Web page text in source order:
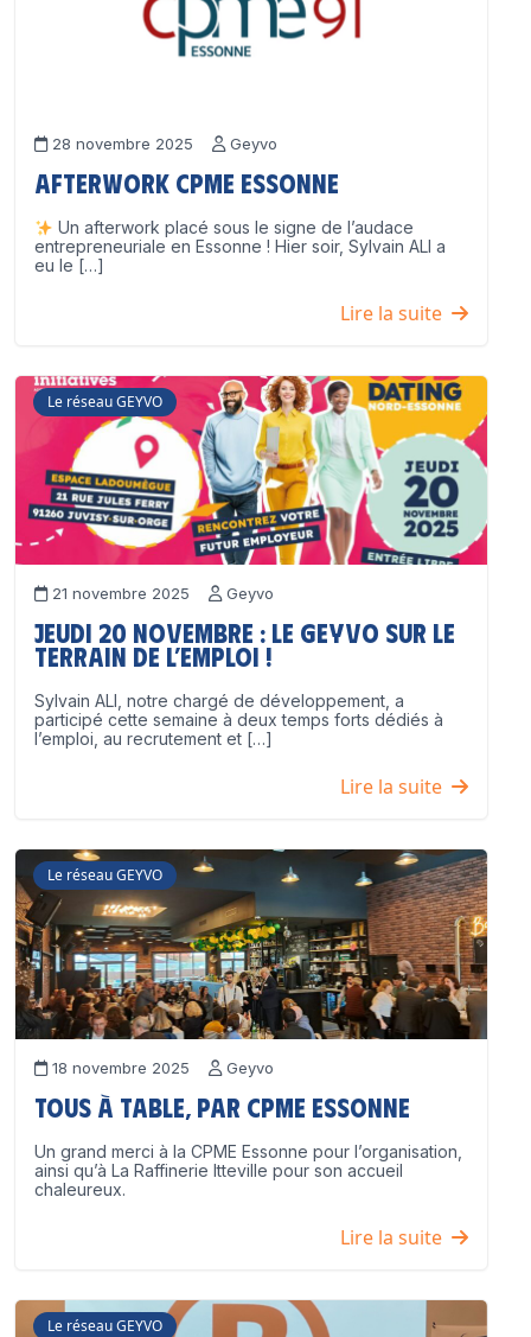
28 novembre 2025 Geyvo
Afterwork CPME Essonne
Un afterwork placé sous le signe de l’audace
entrepreneuriale en Essonne ! Hier soir, Sylvain ALI a
eu le […]
Lire la suite
Le réseau GEYVO
21 novembre 2025 Geyvo
Jeudi 20 novembre : le GEYVO sur le
terrain de l’emploi !
Sylvain ALI, notre chargé de développement, a
participé cette semaine à deux temps forts dédiés à
l’emploi, au recrutement et […]
Lire la suite
Le réseau GEYVO
18 novembre 2025 Geyvo
Tous à table, par CPME Essonne
Un grand merci à la CPME Essonne pour l’organisation,
ainsi qu’à La Raffinerie Itteville pour son accueil
chaleureux.
Lire la suite
Le réseau GEYVO